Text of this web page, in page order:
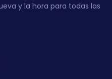
y la hora para todas las